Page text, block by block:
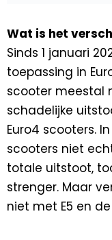
Wat is het
Sinds 1 januari
toepassing in
scooter meestal
schadelijke
Euro4 scooters.
scooters niet
totale uitstoot,
strenger. Maar
niet met E5 en